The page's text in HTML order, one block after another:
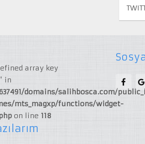
array key
in
domains/salihbosca.com/
mts_magxp/functions/widget-
on line 118